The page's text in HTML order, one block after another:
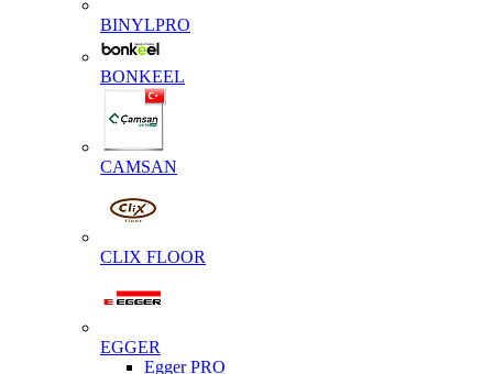
BINYLPRO
BONKEEL
CAMSAN
CLIX FLOOR
EGGER
Egger PRO